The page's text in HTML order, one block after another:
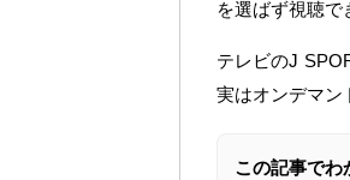
を選ばず視聴で
テレビのJ
実はオンデマン
この記事でわ